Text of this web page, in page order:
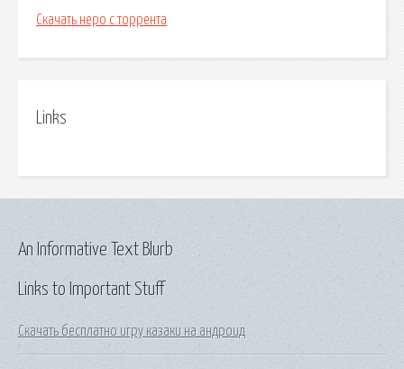
Скачать неро с торрента
Links
Links to Important Stuff
Скачать бесплатно игру казаки на андроид
An Informative Text Blurb